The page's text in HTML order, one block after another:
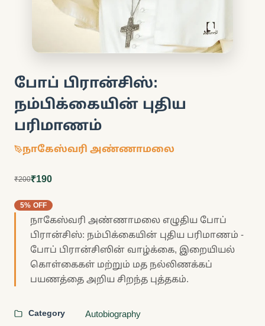
போப் பிரான்சிஸ்:
நம்பிக்கையின் புதிய
பரிமாணம்
நாகேஸ்வரி அண்ணாமலை
₹200₹190
5% OFF
நாகேஸ்வரி அண்ணாமலை எழுதிய போப்
பிரான்சிஸ்: நம்பிக்கையின் புதிய பரிமாணம் -
போப் பிரான்சிஸின் வாழ்க்கை, இறையியல்
கொள்கைகள் மற்றும் மத நல்லிணக்கப்
பயணத்தை அறிய சிறந்த புத்தகம்.
Category Autobiography